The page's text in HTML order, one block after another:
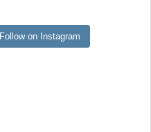
Follow on Instagram